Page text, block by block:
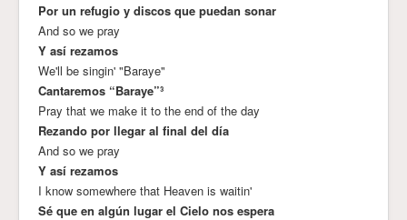
Por un refugio y discos que puedan sonar
And so we pray
Y así rezamos
We'll be singin' "Baraye"
Cantaremos “Baraye”³
Pray that we make it to the end of the day
Rezando por llegar al final del día
And so we pray
Y así rezamos
I know somewhere that Heaven is waitin'
Sé que en algún lugar el Cielo nos espera